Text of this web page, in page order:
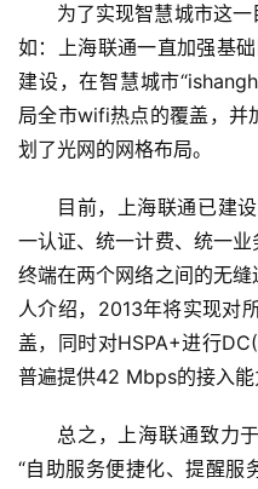
为了实现智慧城市这一
如：上海联通一直加强基
建设，在智慧城市
局全市wifi热点的覆盖，并
划了光网的网格布局。
目前，上海联通已建
一认证、统一计费、统一
终端在两个网络之间的无
人介绍，2013年将实现对
盖，同时对HSPA+进行
普遍提供42 Mbps的接入能
总之，上海联通致力
“自助服务便捷化、提醒服